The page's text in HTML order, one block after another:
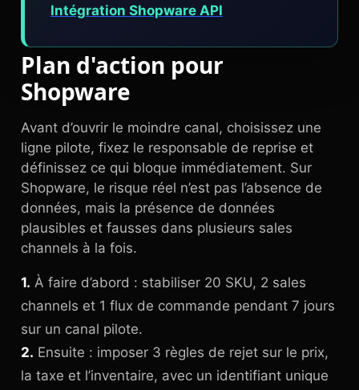
Intégration Shopware API
Plan d'action pour
Shopware
Avant d’ouvrir le moindre canal, choisissez une
ligne pilote, fixez le responsable de reprise et
définissez ce qui bloque immédiatement. Sur
Shopware, le risque réel n’est pas l’absence de
données, mais la présence de données
plausibles et fausses dans plusieurs sales
channels à la fois.
1. À faire d’abord : stabiliser 20 SKU, 2 sales
channels et 1 flux de commande pendant 7 jours
sur un canal pilote.
2. Ensuite : imposer 3 règles de rejet sur le prix,
la taxe et l’inventaire, avec un identifiant unique